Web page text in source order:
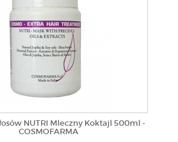
NUTRI Mleczny Koktajl 500ml -
COSMOFARMA